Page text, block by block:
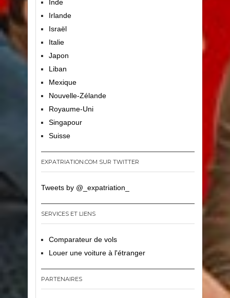
Inde
Irlande
Israël
Italie
Japon
Liban
Mexique
Nouvelle-Zélande
Royaume-Uni
Singapour
Suisse
EXPATRIATION.COM SUR TWITTER
Tweets by @_expatriation_
SERVICES ET LIENS
Comparateur de vols
Louer une voiture à l'étranger
PARTENAIRES